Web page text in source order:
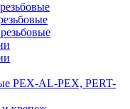
PEX-AL-PEX, PERT-